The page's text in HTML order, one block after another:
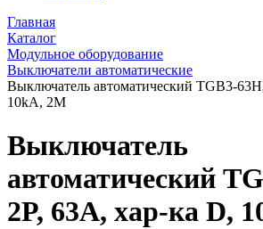
Главная
Каталог
Модульное оборудование
Выключатели автоматические
Выключатель автоматический TGB3-
10kA, 2M
Выключатель
автоматический
2P, 63A, хар-ка D,